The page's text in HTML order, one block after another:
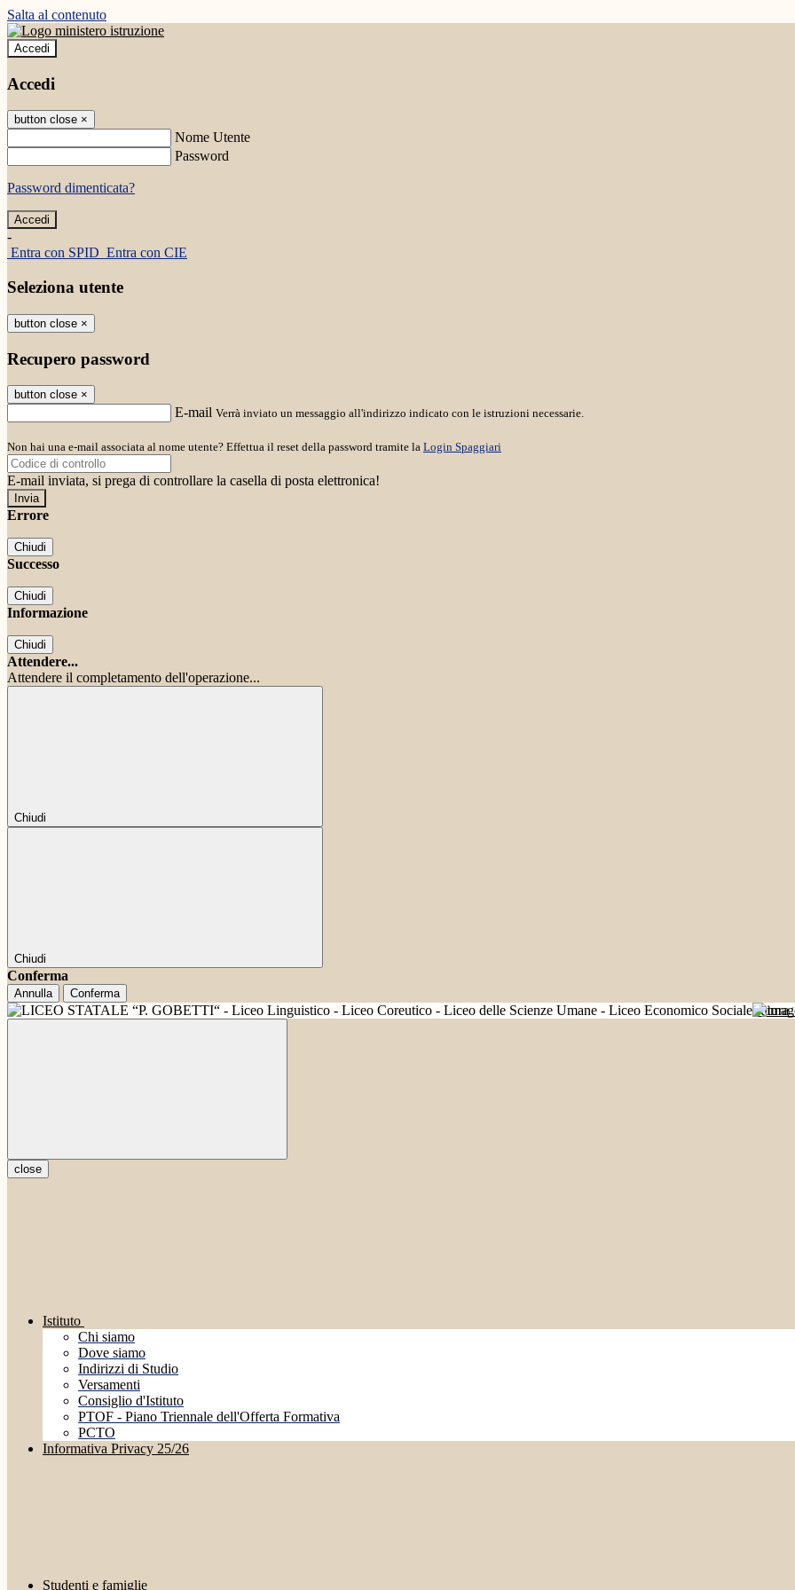
Salta al contenuto
Accedi
Accedi
button close ×
Nome Utente
Password
Password dimenticata?
-
Entra con SPID Entra con CIE
Seleziona utente
button close ×
Recupero password
button close ×
E-mail Verrà inviato un messaggio all'indirizzo indicato con le istruzioni necessarie.
Non hai una e-mail associata al nome utente? Effettua il reset della password tramite la Login Spaggiari
E-mail inviata, si prega di controllare la casella di posta elettronica!
Errore
Chiudi
Successo
Chiudi
Informazione
Chiudi
Attendere...
Attendere il completamento dell'operazione...
Chiudi
Chiudi
Conferma
Annulla Conferma
Futura
close
Istituto
Chi siamo
Dove siamo
Indirizzi di Studio
Versamenti
Consiglio d'Istituto
PTOF - Piano Triennale dell'Offerta Formativa
PCTO
Informativa Privacy 25/26
Studenti e famiglie